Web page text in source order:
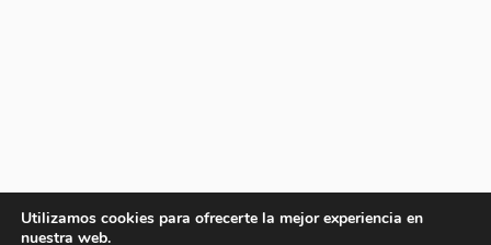
Utilizamos cookies para ofrecerte la mejor experiencia en
nuestra web.